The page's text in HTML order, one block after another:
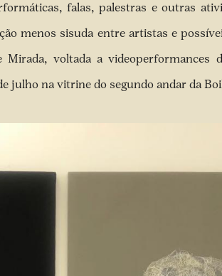
falas, palestras e outras
menos sisuda entre artistas e
voltada a videoperformances
julho na vitrine do segundo andar da